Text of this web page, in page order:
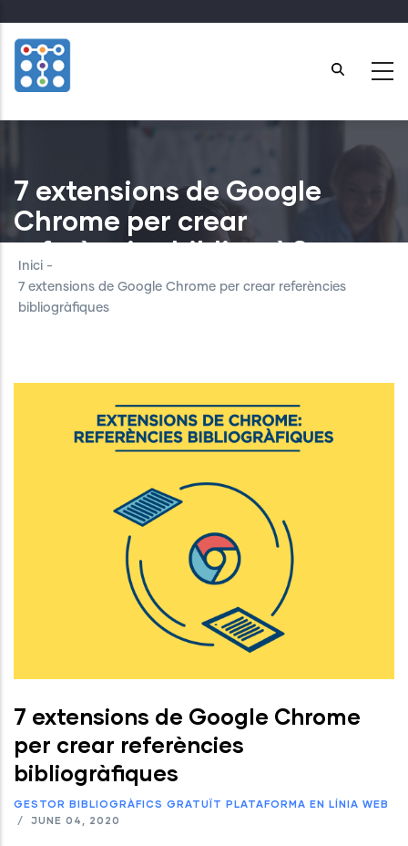
to
main
content
7 extensions de Google
Chrome per crear
referències bibliogràfiques
Inici -
7 extensions de Google Chrome per crear referències
bibliogràfiques
7 extensions de Google Chrome
per crear referències
bibliogràfiques
GESTOR BIBLIOGRÀFICS GRATUÏT PLATAFORMA EN LÍNIA WEB
/
JUNE 04, 2020